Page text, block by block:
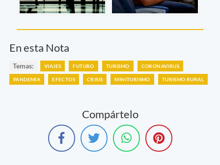
En esta Nota
Temas: VIAJES FUTURO TURISMO CORONAVIRUS
PANDEMIA EFECTOS CRISIS MINITURISMO TURISMO RURAL
Compártelo